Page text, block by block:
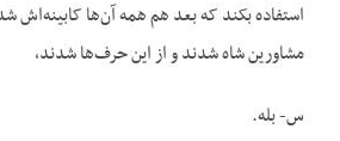
استفاده بکند که بعد هم همه آن‌ها کابینه‌اش
مشاورین شاه شدند و از این حرف‌ها شدند،
س- بله.